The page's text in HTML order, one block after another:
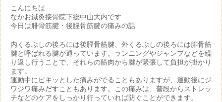
こんにちは
なかお鍼灸接骨院下総中山大内です
今日は腓骨筋腱・後脛骨筋腱の痛みの話
内くるぶしの後ろには後脛骨筋腱、外くるぶしの後ろには腓骨筋
腱と呼ばれる腱が通っています。ランニングやジャンプなどを繰
り返し行うことで、それらの筋肉から腱が緊張して負担が掛かり
ます。
運動中にピキッとした痛みがでることもありますが、運動後にジ
ワジワ痛みだすこともあります。この痛みは、普段からストレッ
チなどのケアをしっかり行っていれば防ぐことができます。